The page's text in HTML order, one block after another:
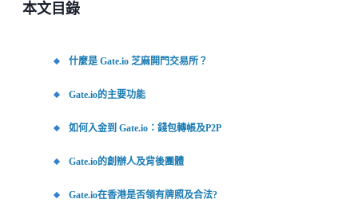
本文目錄
什麼是 Gate.io 芝麻開門交易所？
Gate.io的主要功能
如何入金到 Gate.io：錢包轉帳及P2P
Gate.io的創辦人及背後團體
Gate.io在香港是否領有牌照及合法?